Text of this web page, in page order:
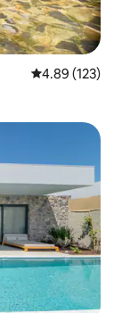
औसत रेटिंग 5 में से
4.89 (123)